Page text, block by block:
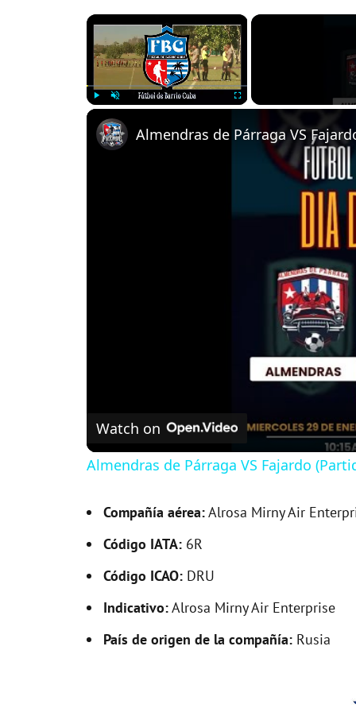
×
Almendras de Párraga VS
Watch on
Almendras de Párraga VS Fajardo
Compañía aérea:Alrosa Mirny Air
Código IATA: 6R
Código ICAO: DRU
Indicativo:Alrosa Mirny Air Enterprise
País de origen de la compañía: Rusia